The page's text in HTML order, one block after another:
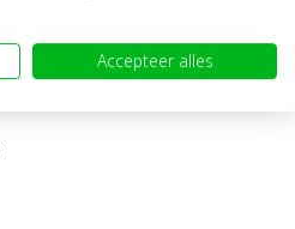
Accepteer alles